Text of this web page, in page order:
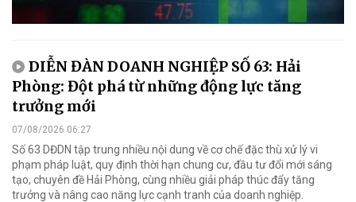
DIỄN ĐÀN DOANH NGHIỆP SỐ 63: Hải
Phòng: Đột phá từ những động lực tăng
trưởng mới
07/08/2026 06:27
Số 63 DĐDN tập trung nhiều nội dung về cơ chế đặc thù xử lý vi
phạm pháp luật, quy định thời hạn chung cư, đầu tư đổi mới sáng
tạo, chuyên đề Hải Phòng, cùng nhiều giải pháp thúc đẩy tăng
trưởng và nâng cao năng lực cạnh tranh của doanh nghiệp.